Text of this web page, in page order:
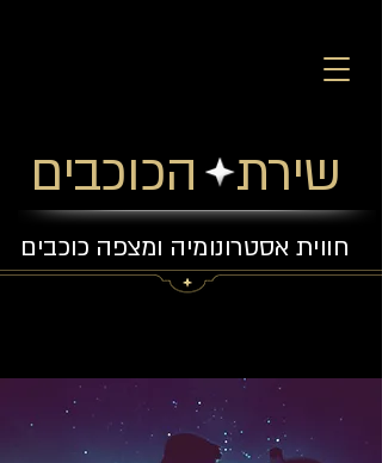
שירת הכוכבים
חווית אסטרונומיה ומצפה כוכבים